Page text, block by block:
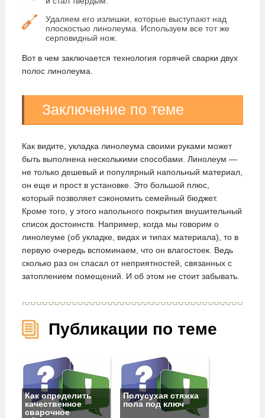
Удаляем его излишки, которые выступают над
плоскостью линолеума. Используем все тот же
серповидный нож.
Вот в чем заключается технология горячей сварки двух
полос линолеума.
Заключение по теме
Как видите, укладка линолеума своими руками может
быть выполнена несколькими способами. Линолеум —
не только дешевый и популярный напольный материал,
он еще и прост в установке. Это большой плюс,
который позволяет сэкономить семейный бюджет.
Кроме того, у этого напольного покрытия внушительный
список достоинств. Например, когда мы говорим о
линолеуме (об укладке, видах и типах материала), то в
первую очередь вспоминаем, что он влагостоек. Ведь
сколько раз он спасал от неприятностей, связанных с
затоплением помещений. И об этом не стоит забывать.
Публикации по теме
Как определить
качественное
сварочное
Полусухая стяжка
пола под ключ